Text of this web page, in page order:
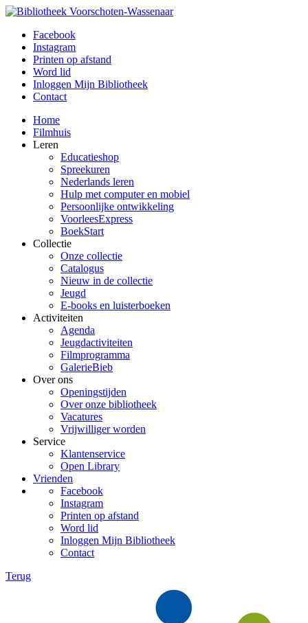
Facebook
Instagram
Printen op afstand
Word lid
Inloggen Mijn Bibliotheek
Contact
Home
Filmhuis
Leren
Educatieshop
Spreekuren
Nederlands leren
Hulp met computer en mobiel
Persoonlijke ontwikkeling
VoorleesExpress
BoekStart
Collectie
Onze collectie
Catalogus
Nieuw in de collectie
Jeugd
E-books en luisterboeken
Activiteiten
Agenda
Jeugdactiviteiten
Filmprogramma
GalerieBieb
Over ons
Openingstijden
Over onze bibliotheek
Vacatures
Vrijwilliger worden
Service
Klantenservice
Open Library
Vrienden
Facebook
Instagram
Printen op afstand
Word lid
Inloggen Mijn Bibliotheek
Contact
Terug